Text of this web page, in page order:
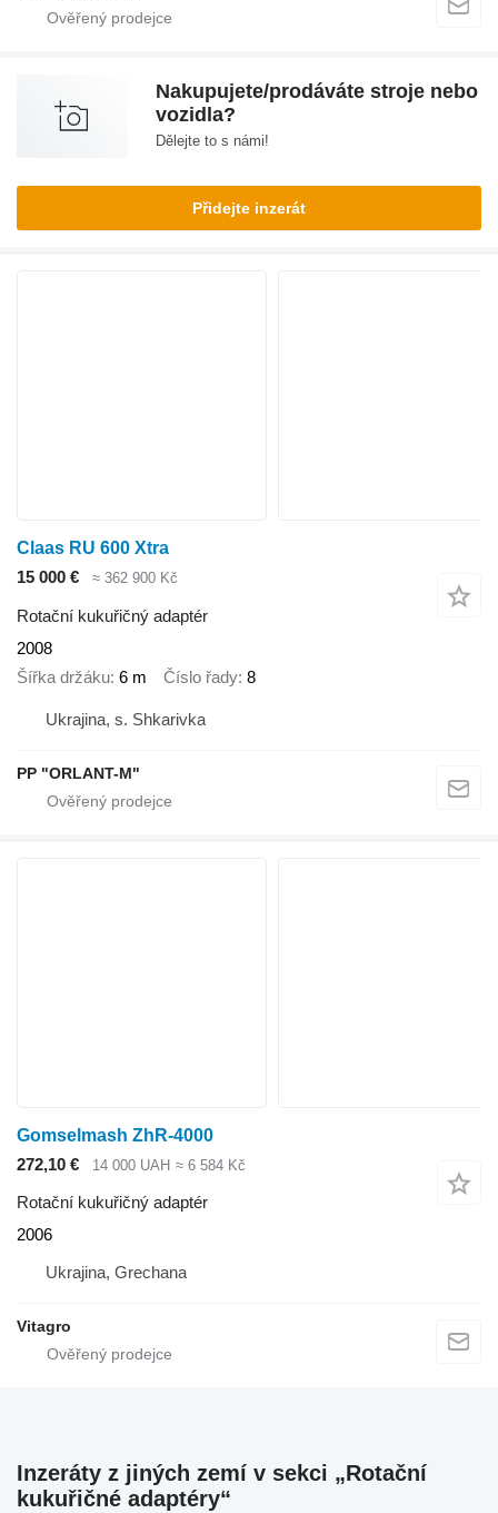
Nakupujete/prodáváte stroje nebo
vozidla?
Dělejte to s námi!
Přidejte inzerát
Claas RU 600 Xtra
15 000 €
≈ 362 900 Kč
Rotační kukuřičný adaptér
2008
Šířka držáku 6 m Číslo řady 8
Ukrajina, s. Shkarivka
PP "ORLANT-M"
Gomselmash ZhR-4000
272,10 €
14 000 UAH ≈ 6 584 Kč
Rotační kukuřičný adaptér
2006
Ukrajina, Grechana
Vitagro
Inzeráty z jiných zemí v sekci „Rotační
kukuřičné adaptéry“